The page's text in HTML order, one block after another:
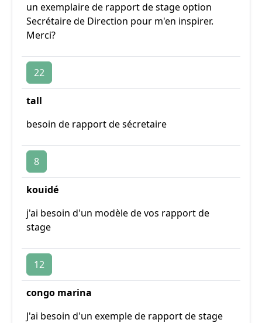
un exemplaire de rapport de stage option
Secrétaire de Direction pour m'en inspirer.
Merci?
22
tall
besoin de rapport de sécretaire
8
kouidé
j'ai besoin d'un modèle de vos rapport de
stage
12
congo marina
J'ai besoin d'un exemple de rapport de stage